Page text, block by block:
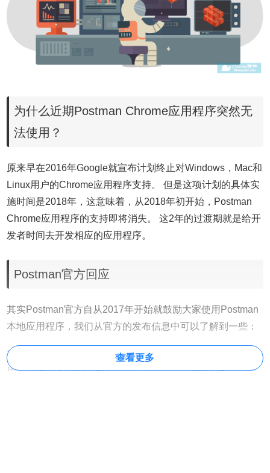
为什么近期Postman Chrome应用程序突然无
法使用？
原来早在2016年Google就宣布计划终止对Windows，Mac和
Linux用户的Chrome应用程序支持。 但是这项计划的具体实
施时间是2018年，这意味着，从2018年初开始，Postman
Chrome应用程序的支持即将消失。 这2年的过渡期就是给开
发者时间去开发相应的应用程序。
Postman官方回应
其实Postman官方自从2017年开始就鼓励大家使用Postman
本地应用程序，我们从官方的发布信息中可以了解到一些：
1、许多Postman用户认为Postman只能作为Chrome应用使
用。 尽管最初是作为Postman Chrome应用程序和Postman
查看更多